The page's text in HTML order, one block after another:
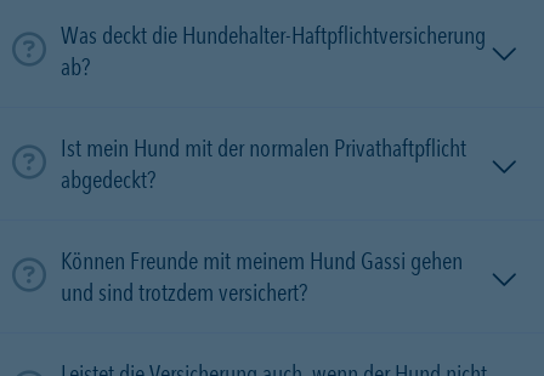
Was deckt die Hundehalter-Haftpflichtversicherung
ab?
Ist mein Hund mit der normalen Privathaftpflicht
abgedeckt?
Können Freunde mit meinem Hund Gassi gehen
und sind trotzdem versichert?